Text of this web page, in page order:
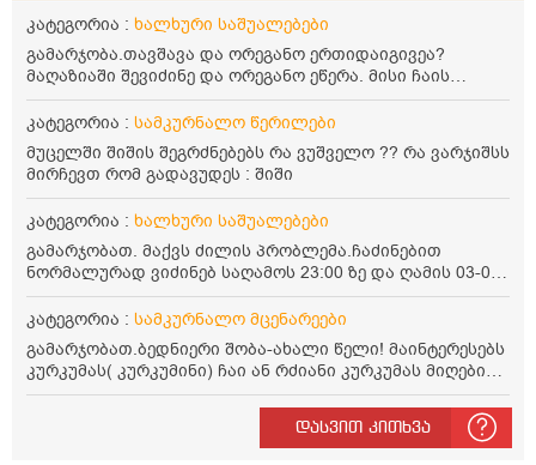
კატეგორია : ხალხური საშუალებები
გამარჯობა.თავშავა და ორეგანო ერთიდაიგივეა?
მაღაზიაში შევიძინე და ორეგანო ეწერა. მისი ჩაის
დალევის წესი მაინტერესებს.რისთვის არის კარგი?
წავიკითხე რომ: 1 ჭიქა თბილ წყალში ჩავყაროთ 1 ჩაის
გავაჩეროთ 10-15 წუთი, მივიღოთო ჭამიდან 1-2 საათში.
მიზანი: ანტიოქსიდანტური და ანთების საწინააღმდეგო
თვისება. სწორია ეს ინფორმაცია? უკუჩვენება რა აქვს
და ბრონქულ ასთმას თუ შველის ორეგანოს ჩაი?
კატეგორია : სამკურნალო წერილები
მუცელში შიშის შეგრძნებებს რა ვუშველო ?? რა ვარჯიშსს
მირჩევთ რომ გადავუდეს : შიში
კატეგორია : ხალხური საშუალებები
გამარჯობათ. მაქვს ძილის პრობლემა.ჩაძინებით
ნორმალურად ვიძინებ საღამოს 23:00 ზე და ღამის 03-00
ან 04:00 საათზე მეღვიძება და მერე ვერ ვიძინებ
ვერაფრით.რამე ხალხური საშუალება თუ არის ამ
კატეგორია : სამკურნალო მცენარეები
გამარჯობათ.ბედნიერი შობა-ახალი წელი! მაინტერესებს
კურკუმას( კურკუმინი) ჩაი ან რძიანი კურკუმას მიღების
წესი. მაინტერესებდა და წავიკითხე ასეთი ინფორმაცია:
კურკუმას გააჩნია ანთების საწინააღმდეგო,
დამამშვიდებელი და ანტიოქსიდანტური თვისებები.ის
დასვით კითხვა